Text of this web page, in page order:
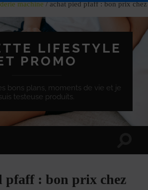
machine/ achat pied pfaff : bon prix chez
LIFESTYLE
PROMO
bons plans, moments de vie et je
testeuse produits.
pfaff : bon prix chez